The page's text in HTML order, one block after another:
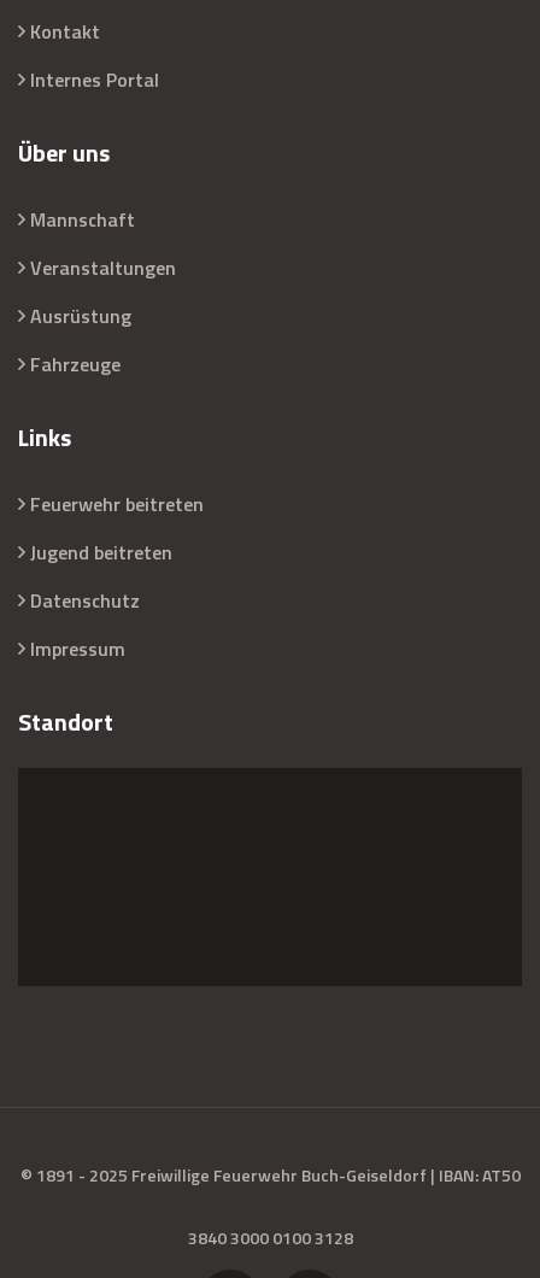
Kontakt
Internes Portal
Über uns
Mannschaft
Veranstaltungen
Ausrüstung
Fahrzeuge
Links
Feuerwehr beitreten
Jugend beitreten
Datenschutz
Impressum
Standort
© 1891 - 2025 Freiwillige Feuerwehr Buch-Geiseldorf | IBAN: AT50
3840 3000 0100 3128